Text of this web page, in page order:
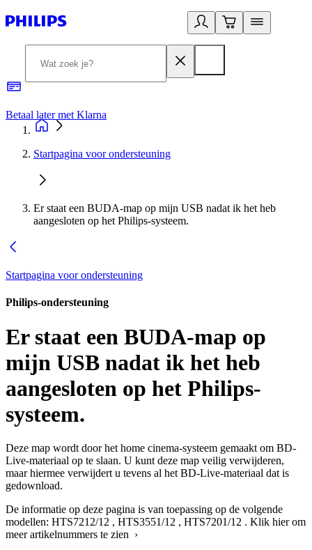
Betaal later met Klarna
Startpagina voor ondersteuning
Er staat een BUDA-map op mijn USB nadat ik het heb
aangesloten op het Philips-systeem.
Startpagina voor ondersteuning
Philips-ondersteuning
Er staat een BUDA-map op
mijn USB nadat ik het heb
aangesloten op het Philips-
systeem.
Deze map wordt door het home cinema-systeem gemaakt om BD-
Live-materiaal op te slaan. U kunt deze map veilig verwijderen,
maar hiermee verwijdert u tevens al het BD-Live-materiaal dat is
gedownload.
De informatie op deze pagina is van toepassing op de volgende
modellen: HTS7212/12 , HTS3551/12 , HTS7201/12 . Klik hier om
meer artikelnummers te zien ›